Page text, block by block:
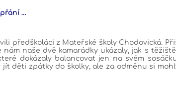
přání …
předškoláci z Mateřské školy Chodovická.
naše dvě kamarádky ukázaly, jak s
dokázaly balancovat jen na svém
jít děti zpátky do školky, ale za odměnu si